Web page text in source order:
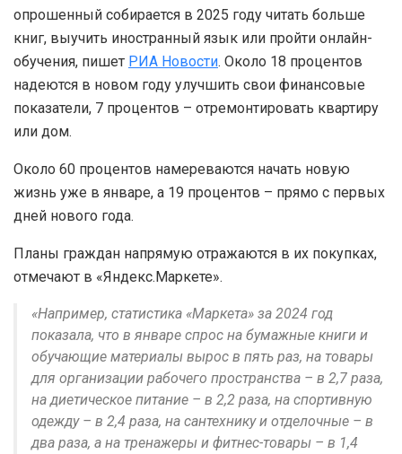
опрошенный собирается в 2025 году читать больше
книг, выучить иностранный язык или пройти онлайн-
обучения, пишет РИА Новости. Около 18 процентов
надеются в новом году улучшить свои финансовые
показатели, 7 процентов – отремонтировать квартиру
или дом.
Около 60 процентов намереваются начать новую
жизнь уже в январе, а 19 процентов – прямо с первых
дней нового года.
Планы граждан напрямую отражаются в их покупках,
отмечают в «Яндекс.Маркете».
«Например, статистика «Маркета» за 2024 год
показала, что в январе спрос на бумажные книги и
обучающие материалы вырос в пять раз, на товары
для организации рабочего пространства – в 2,7 раза,
на диетическое питание – в 2,2 раза, на спортивную
одежду – в 2,4 раза, на сантехнику и отделочные – в
два раза, а на тренажеры и фитнес-товары – в 1,4